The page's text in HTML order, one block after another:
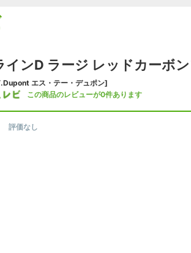
インD ラージ レッドカーボ
エス・テー・デュポン]
この商品のレビューが0件あります
評価なし